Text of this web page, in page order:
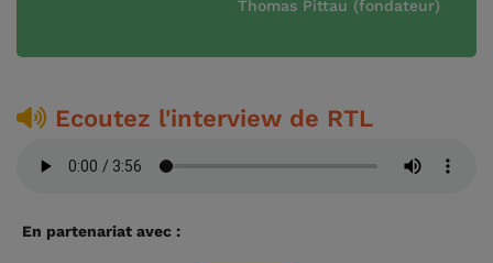
Thomas Pittau (fondateur)
Ecoutez l'interview de RTL
En partenariat avec :